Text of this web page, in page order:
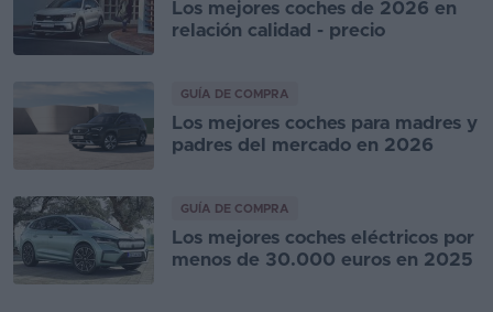
Los mejores coches de 2026 en
relación calidad - precio
GUÍA DE COMPRA
Los mejores coches para madres y
padres del mercado en 2026
GUÍA DE COMPRA
Los mejores coches eléctricos por
menos de 30.000 euros en 2025